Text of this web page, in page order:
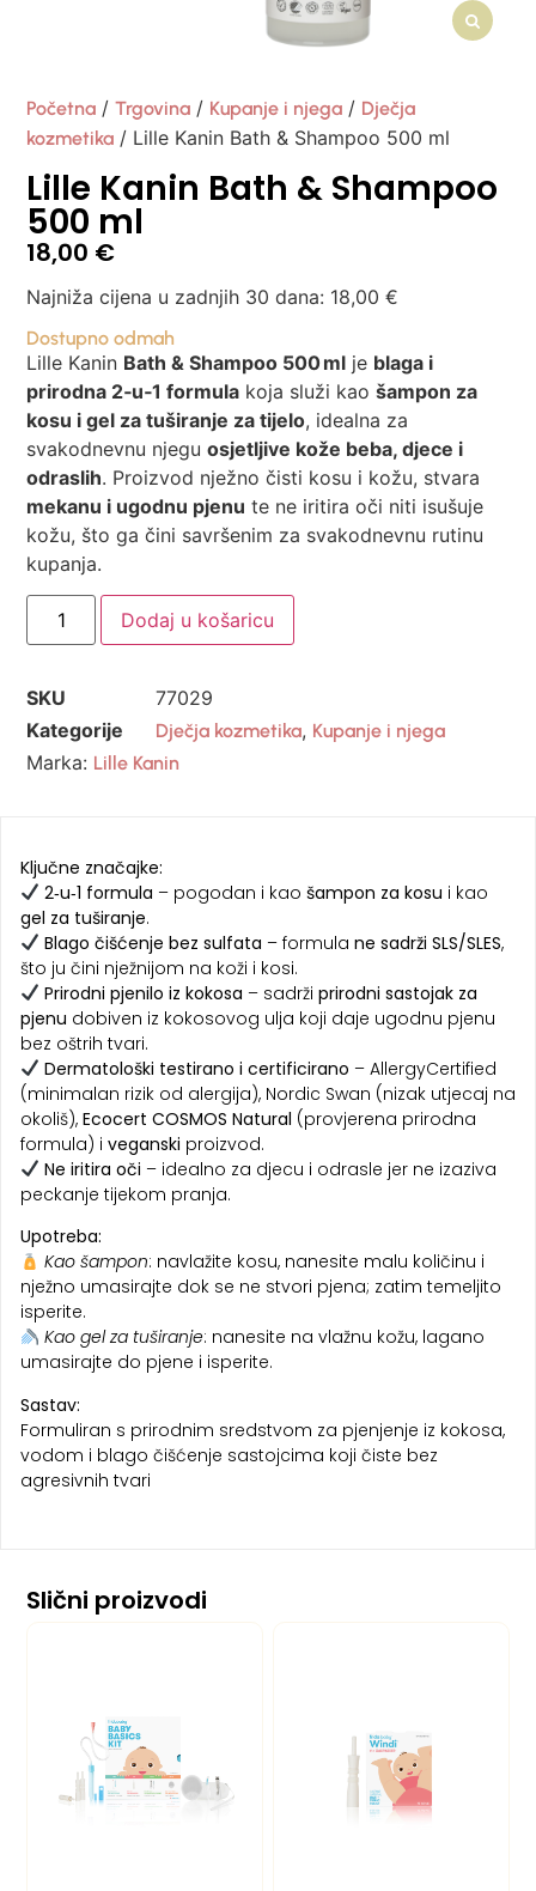
Početna /Trgovina / Kupanje i njega / Dječja
kozmetika / Lille Kanin Bath & Shampoo 500 ml
Lille Kanin Bath & Shampoo
500 ml
18,00 €
Najniža cijena u zadnjih 30 dana: 18,00€
Dostupno odmah
Lille Kanin Bath & Shampoo 500 ml je blaga i
prirodna 2‑u‑1 formula koja služi kaošampon za
kosu i gel za tuširanje za tijelo, idealna za
svakodnevnu njeguosjetljive kože beba, djece i
odraslih. Proizvod nježno čisti kosu i kožu, stvara
mekanu i ugodnu pjenu te ne iritira oči niti isušuje
kožu, što ga čini savršenim za svakodnevnu rutinu
kupanja.
Dodaj u košaricu
SKU
77029
Kategorije
Dječja kozmetika, Kupanje i njega
Marka: Lille Kanin
Ključne značajke:
2‑u‑1 formula – pogodan i kao šampon za kosu i kao
gel za tuširanje.
Blago čišćenje bez sulfata – formula ne sadrži SLS/SLES,
što ju čini nježnijom na koži i kosi.
Prirodni pjenilo iz kokosa – sadrži prirodni sastojak za
pjenu dobiven iz kokosovog ulja koji daje ugodnu pjenu
bez oštrih tvari.
Dermatološki testirano i certificirano – AllergyCertified
(minimalan rizik od alergija), Nordic Swan (nizak utjecaj na
okoliš), Ecocert COSMOS Natural (provjerena prirodna
formula) i veganski proizvod.
Ne iritira oči – idealno za djecu i odrasle jer ne izaziva
peckanje tijekom pranja.
Upotreba:
Kao šampon: navlažite kosu, nanesite malu količinu i
nježno umasirajte dok se ne stvori pjena; zatim temeljito
isperite.
Kao gel za tuširanje: nanesite na vlažnu kožu, lagano
umasirajte do pjene i isperite.
Sastav:
Formuliran s prirodnim sredstvom za pjenjenje iz kokosa,
vodom i blago čišćenje sastojcima koji čiste bez
agresivnih tvari
Slični proizvodi